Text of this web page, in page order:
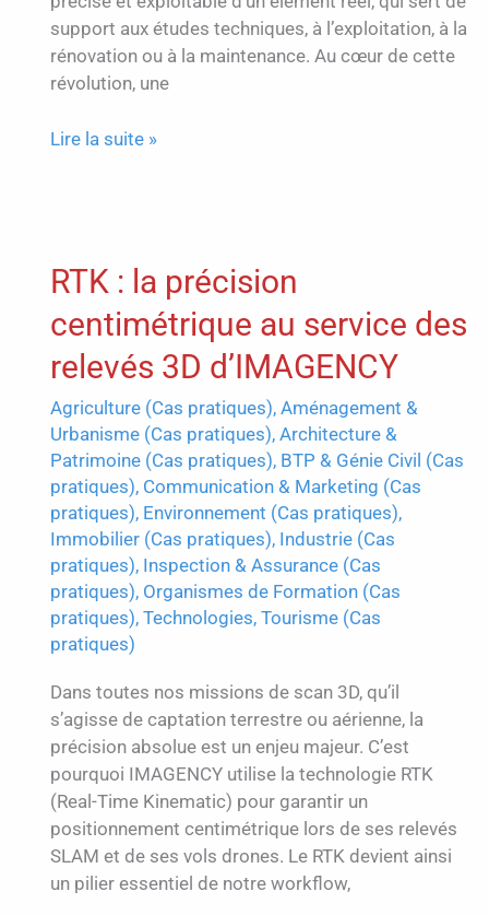
support aux études techniques, à l’exploitation, à la
rénovation ou à la maintenance. Au cœur de cette
révolution, une
Le
la
de
jumeaux
numériques
Lire la suite »
RTK : la précision
centimétrique au service des
relevés 3D d’IMAGENCY
Agriculture (Cas pratiques), Aménagement &
Urbanisme (Cas pratiques), Architecture &
Patrimoine (Cas pratiques), BTP & Génie Civil (Cas
pratiques), Communication & Marketing (Cas
pratiques), Environnement (Cas pratiques),
Immobilier (Cas pratiques), Industrie (Cas
pratiques), Inspection & Assurance (Cas
pratiques), Organismes de Formation (Cas
pratiques), Technologies, Tourisme (Cas
pratiques)
Dans toutes nos missions de scan 3D, qu’il
s’agisse de captation terrestre ou aérienne, la
précision absolue est un enjeu majeur. C’est
pourquoi IMAGENCY utilise la technologie RTK
(Real-Time Kinematic) pour garantir un
positionnement centimétrique lors de ses relevés
SLAM et de ses vols drones. Le RTK devient ainsi
un pilier essentiel de notre workflow,